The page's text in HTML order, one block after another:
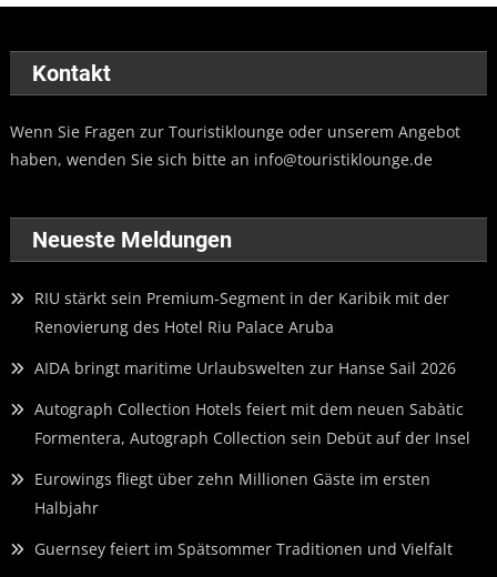
Kontakt
Wenn Sie Fragen zur Touristiklounge oder unserem Angebot
haben, wenden Sie sich bitte an info@touristiklounge.de
Neueste Meldungen
RIU stärkt sein Premium-Segment in der Karibik mit der
Renovierung des Hotel Riu Palace Aruba
AIDA bringt maritime Urlaubswelten zur Hanse Sail 2026
Autograph Collection Hotels feiert mit dem neuen Sabàtic
Formentera, Autograph Collection sein Debüt auf der Insel
Eurowings fliegt über zehn Millionen Gäste im ersten
Halbjahr
Guernsey feiert im Spätsommer Traditionen und Vielfalt